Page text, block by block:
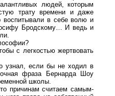
людей, которым
трату времени и даже
воспитывали в себе волю и
Бродскому… И ведь и
с легкостью жертвовать
узнал, если бы не ходил в
фраза Бернарда Шоу
школы.
причинам считаем самым-